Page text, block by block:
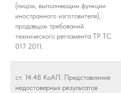
(лицом, выполняющим функции
иностранного изготовителя),
продавцом требований
технического регламента ТР ТС
017 2011.
ст. 14.48 КоАП. Представление
недостоверных результатов